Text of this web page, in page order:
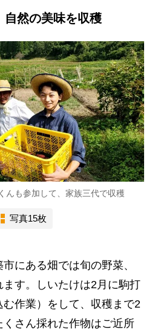
自然の美味を収穫
んも参加して、家族三代で収穫
写真15枚
にある畑では旬の野菜、
す。しいたけは2月に駒打
作業）をして、収穫まで2
さん採れた作物はご近所